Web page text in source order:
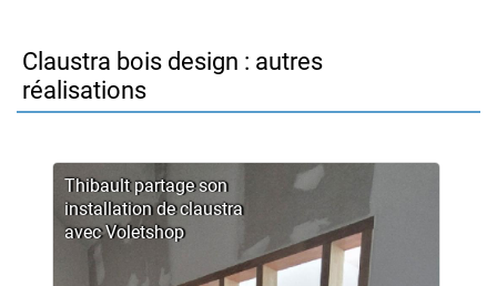
Claustra bois design : autres
réalisations
Thibault partage son
installation de claustra
avec Voletshop